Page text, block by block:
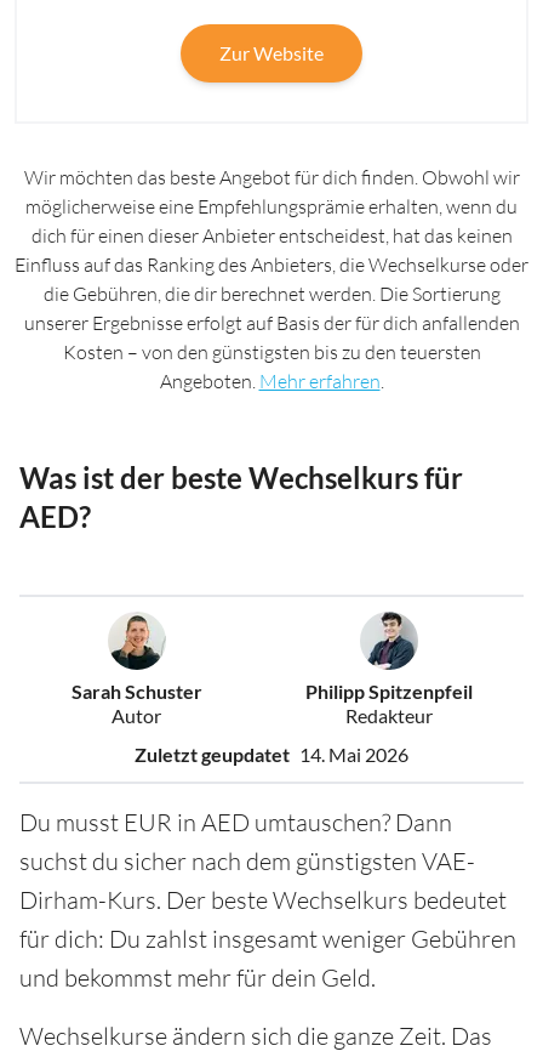
Zur Website
Wir möchten das beste Angebot für dich finden. Obwohl wir
möglicherweise eine Empfehlungsprämie erhalten, wenn du
dich für einen dieser Anbieter entscheidest, hat das keinen
Einfluss auf das Ranking des Anbieters, die Wechselkurse oder
die Gebühren, die dir berechnet werden. Die Sortierung
unserer Ergebnisse erfolgt auf Basis der für dich anfallenden
Kosten – von den günstigsten bis zu den teuersten
Angeboten. Mehr erfahren
Was ist der beste Wechselkurs für
AED?
Sarah Schuster
Autor
Philipp Spitzenpfeil
Redakteur
Zuletzt geupdatet 14. Mai 2026
Du musst EUR in AED umtauschen? Dann
suchst du sicher nach dem günstigsten VAE-
Dirham-Kurs. Der beste Wechselkurs bedeutet
für dich: Du zahlst insgesamt weniger Gebühren
und bekommst mehr für dein Geld.
Wechselkurse ändern sich die ganze Zeit. Das